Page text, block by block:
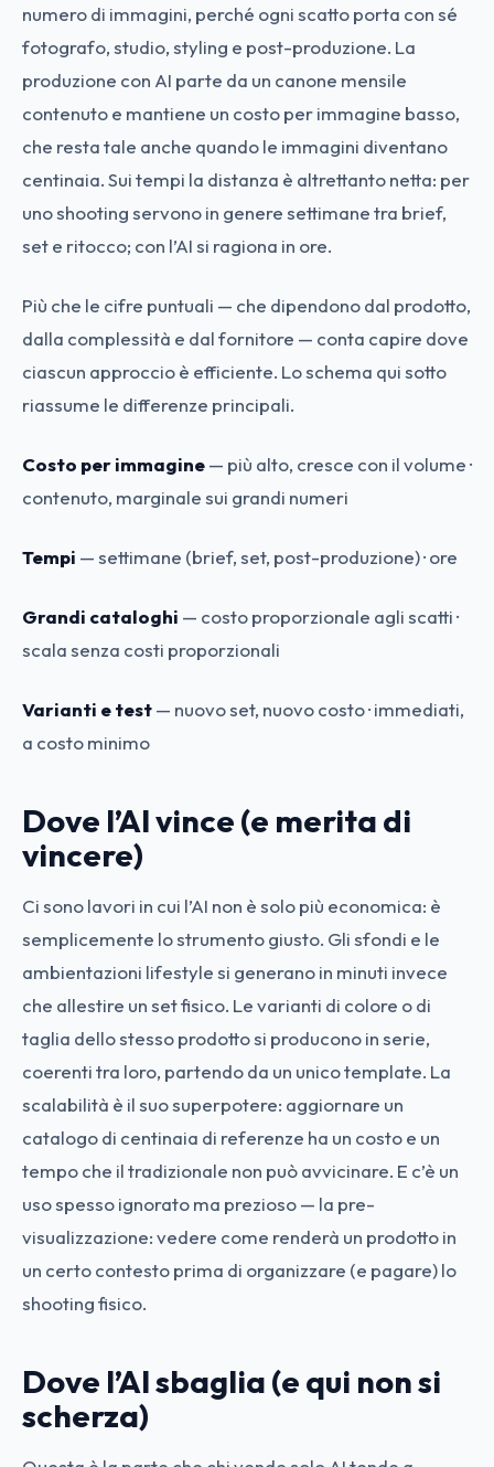
numero di immagini, perché ogni scatto porta con sé
fotografo, studio, styling e post-produzione. La
produzione con AI parte da un canone mensile
contenuto e mantiene un costo per immagine basso,
che resta tale anche quando le immagini diventano
centinaia. Sui tempi la distanza è altrettanto netta: per
uno shooting servono in genere settimane tra brief,
set e ritocco; con l’AI si ragiona in ore.
Più che le cifre puntuali — che dipendono dal prodotto,
dalla complessità e dal fornitore — conta capire dove
ciascun approccio è efficiente. Lo schema qui sotto
riassume le differenze principali.
Costo per immagine— più alto, cresce con il volume ·
contenuto, marginale sui grandi numeri
Tempi — settimane (brief, set, post-produzione) · ore
Grandi cataloghi — costo proporzionale agli scatti ·
scala senza costi proporzionali
Varianti e test— nuovo set, nuovo costo · immediati,
a costo minimo
Dove l’AI vince (e merita di
vincere)
Ci sono lavori in cui l’AI non è solo più economica: è
semplicemente lo strumento giusto. Gli sfondi e le
ambientazioni lifestyle si generano in minuti invece
che allestire un set fisico. Le varianti di colore o di
taglia dello stesso prodotto si producono in serie,
coerenti tra loro, partendo da un unico template. La
scalabilità è il suo superpotere: aggiornare un
catalogo di centinaia di referenze ha un costo e un
tempo che il tradizionale non può avvicinare. E c’è un
uso spesso ignorato ma prezioso — la pre-
visualizzazione: vedere come renderà un prodotto in
un certo contesto prima di organizzare (e pagare) lo
shooting fisico.
Dove l’AI sbaglia (e qui non si
scherza)